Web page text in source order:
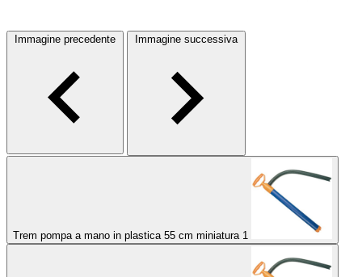
Immagine precedente Immagine successiva
Trem pompa a mano in plastica 55 cm miniatura 1